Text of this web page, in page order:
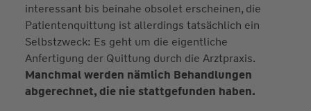
interessant bis beinahe obsolet erscheinen, die
Patientenquittung ist allerdings tatsächlich ein
Selbstzweck: Es geht um die eigentliche
Anfertigung der Quittung durch die Arztpraxis.
Manchmal werden nämlich Behandlungen
abgerechnet, die nie stattgefunden haben.